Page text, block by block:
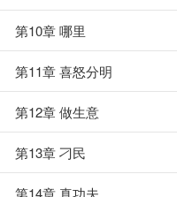
第10章 哪里
第11章 喜怒分明
第12章 做生意
第13章 刁民
第14章 真功夫